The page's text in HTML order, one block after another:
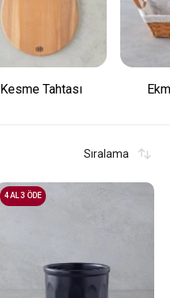
Kesme Tahtası
Sıralama
4 AL 3 ÖDE